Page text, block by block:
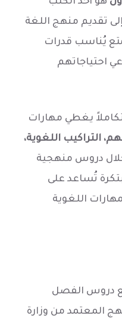
إلى تقديم منهج اللغة
يُناسب قدرات
احتياجاتهم
يغطي مهارات
التراكيب اللغوية،
دروس منهجية
تُساعد على
اللغوية
دروس الفصل
المعتمد من وزارة